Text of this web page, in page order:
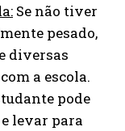
Se não tiver
pesado,
diversas
a escola.
pode
levar para